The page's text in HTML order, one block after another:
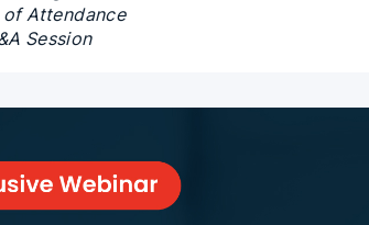
Attendance
Session